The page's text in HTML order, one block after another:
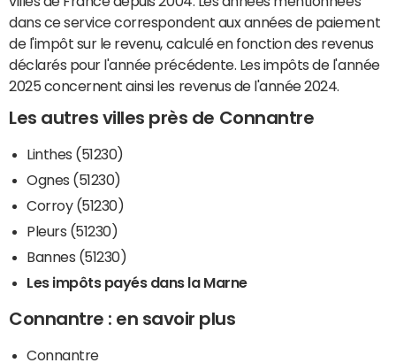
dans ce service correspondent aux années de paiement
de l'impôt sur le revenu, calculé en fonction des revenus
déclarés pour l'année précédente. Les impôts de l'année
2025 concernent ainsi les revenus de l'année 2024.
Les autres villes près de Connantre
Linthes (51230)
Ognes (51230)
Corroy (51230)
Pleurs (51230)
Bannes (51230)
Les impôts payés dans la Marne
Connantre : en savoir plus
Connantre